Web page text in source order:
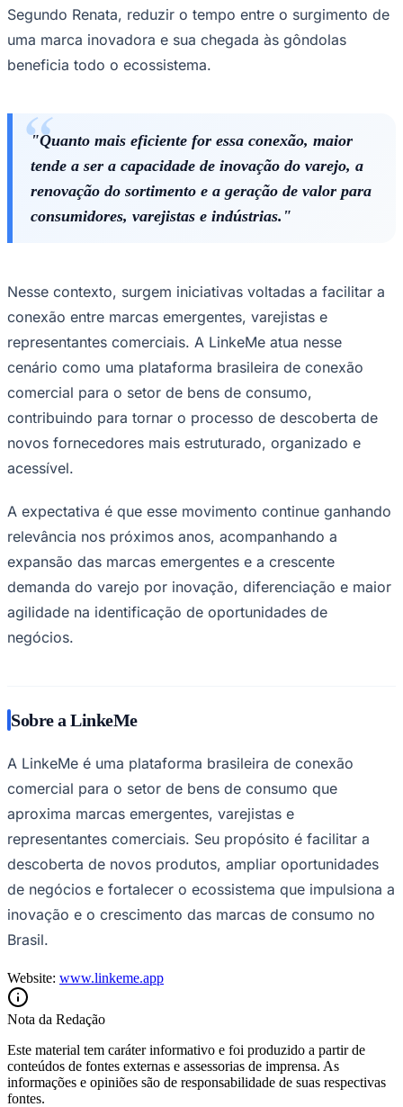
Flamengo
Fluminense
Segundo Renata, reduzir o tempo entre o surgimento de
uma marca inovadora e sua chegada às gôndolas
beneficia todo o ecossistema.
"Quanto mais eficiente for essa conexão, maior
tende a ser a capacidade de inovação do varejo, a
renovação do sortimento e a geração de valor para
consumidores, varejistas e indústrias."
Nesse contexto, surgem iniciativas voltadas a facilitar a
conexão entre marcas emergentes, varejistas e
representantes comerciais. A LinkeMe atua nesse
cenário como uma plataforma brasileira de conexão
comercial para o setor de bens de consumo,
contribuindo para tornar o processo de descoberta de
novos fornecedores mais estruturado, organizado e
acessível.
A expectativa é que esse movimento continue ganhando
relevância nos próximos anos, acompanhando a
expansão das marcas emergentes e a crescente
demanda do varejo por inovação, diferenciação e maior
agilidade na identificação de oportunidades de
negócios.
Sobre a LinkeMe
A LinkeMe é uma plataforma brasileira de conexão
comercial para o setor de bens de consumo que
aproxima marcas emergentes, varejistas e
representantes comerciais. Seu propósito é facilitar a
descoberta de novos produtos, ampliar oportunidades
de negócios e fortalecer o ecossistema que impulsiona a
inovação e o crescimento das marcas de consumo no
Brasil.
Website: www.linkeme.app
Nota da Redação
Este material tem caráter informativo e foi produzido a partir de
conteúdos de fontes externas e assessorias de imprensa. As
informações e opiniões são de responsabilidade de suas respectivas
fontes.